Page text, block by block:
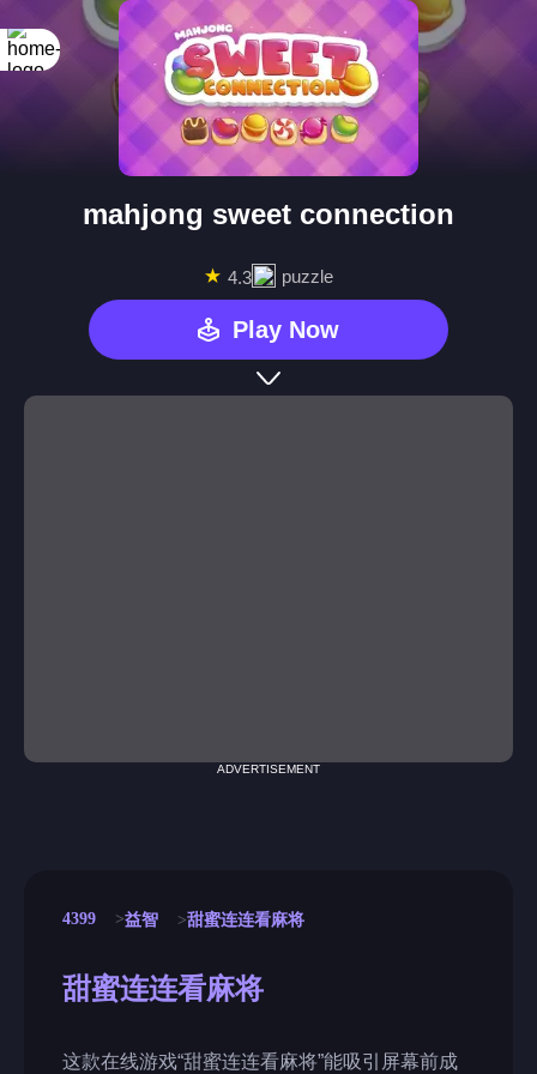
mahjong sweet connection
★ 4.3 puzzle
Play Now
ADVERTISEMENT
4399 益智 甜蜜连连看麻将
甜蜜连连看麻将
这款在线游戏“甜蜜连连看麻将”能吸引屏幕前成